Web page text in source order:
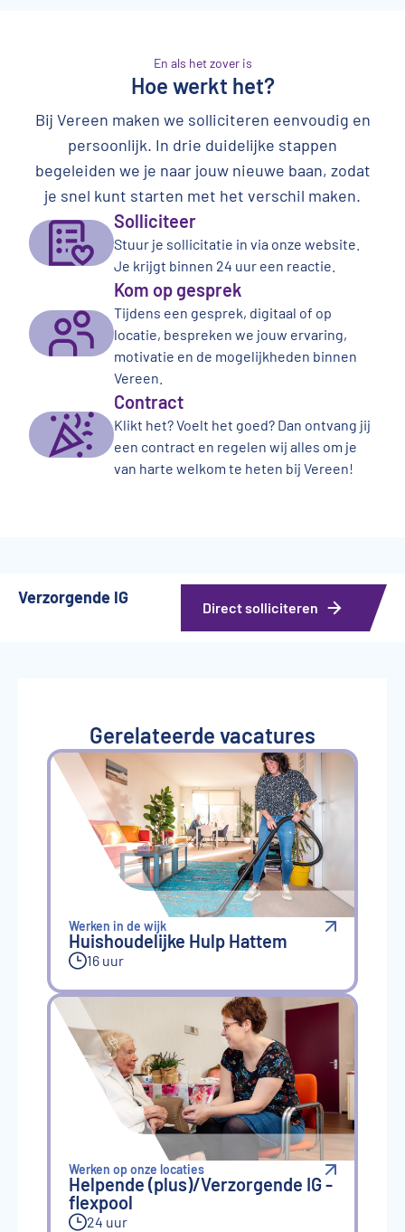
En als het zover is
Hoe werkt het?
Bij Vereen maken we solliciteren eenvoudig en
persoonlijk. In drie duidelijke stappen
begeleiden we je naar jouw nieuwe baan, zodat
je snel kunt starten met het verschil maken.
Solliciteer
Stuur je sollicitatie in via onze website.
Je krijgt binnen 24 uur een reactie.
Kom op gesprek
Tijdens een gesprek, digitaal of op
locatie, bespreken we jouw ervaring,
motivatie en de mogelijkheden binnen
Vereen.
Contract
Klikt het? Voelt het goed? Dan ontvang jij
een contract en regelen wij alles om je
van harte welkom te heten bij Vereen!
Verzorgende IG
Direct solliciteren
Gerelateerde vacatures
Huishoudelijke Hulp Hattem
Werken in de wijk
16 uur
Helpende (plus)/Verzorgende IG -
flexpool
Werken op onze locaties
24 uur